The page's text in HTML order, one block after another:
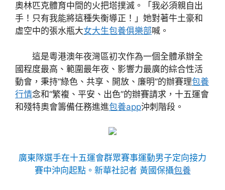
奧林匹克體育中間的火把塔撲滅。「我必須親自出
手！只有我能將這種失衡導正！」她對著牛土豪和
虛空中的張水瓶大女大生包養俱樂部喊。
這是粵港澳年夜灣區初次作為一個全體承辦全
國程度最高、範圍最年夜、影響力最廣的綜合性活
動會，秉持“綠色、共享、開放、廉明”的辦賽理包養
行情念和“繁複、平安、出色”的辦賽請求，十五運會
和殘特奧會籌備任務進進包養app沖刺階段。
廣東隊選手在十五運會群眾賽事運動男子定向接力
賽中沖向起點。新華社記者 黃國保攝包養